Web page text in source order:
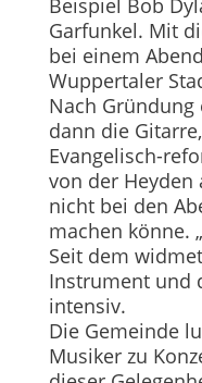
Beispiel Bob
Garfunkel. Mit
bei einem
Wuppertaler
Nach
dann die
Evangelisch-
von der Heyden
nicht bei den
ma­chen könne.
Seit dem
Instrument und
intensiv.
Die Gemeinde
Musiker zu